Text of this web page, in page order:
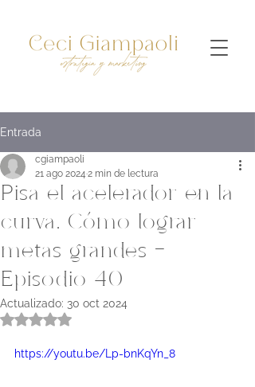
Entrada
Pisa el acelerador en la
curva. Cómo lograr
metas grandes -
Episodio 40
cgiampaoli
21 ago 2024 2 min de lectura
Actualizado: 30 oct 2024
Obtuvo NaN de 5 estrellas.
https://youtu.be/Lp-bnKqYn_8